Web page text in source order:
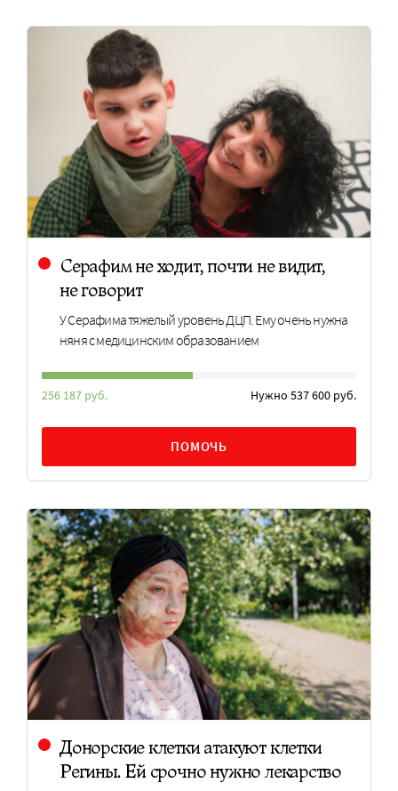
Серафим не ходит, почти не видит,
не говорит
У Серафима тяжелый уровень ДЦП. Ему очень нужна
няня с медицинским образованием
256 187 руб. Нужно 537 600 руб.
ПОМОЧЬ
Донорские клетки атакуют клетки
Регины. Ей срочно нужно лекарство